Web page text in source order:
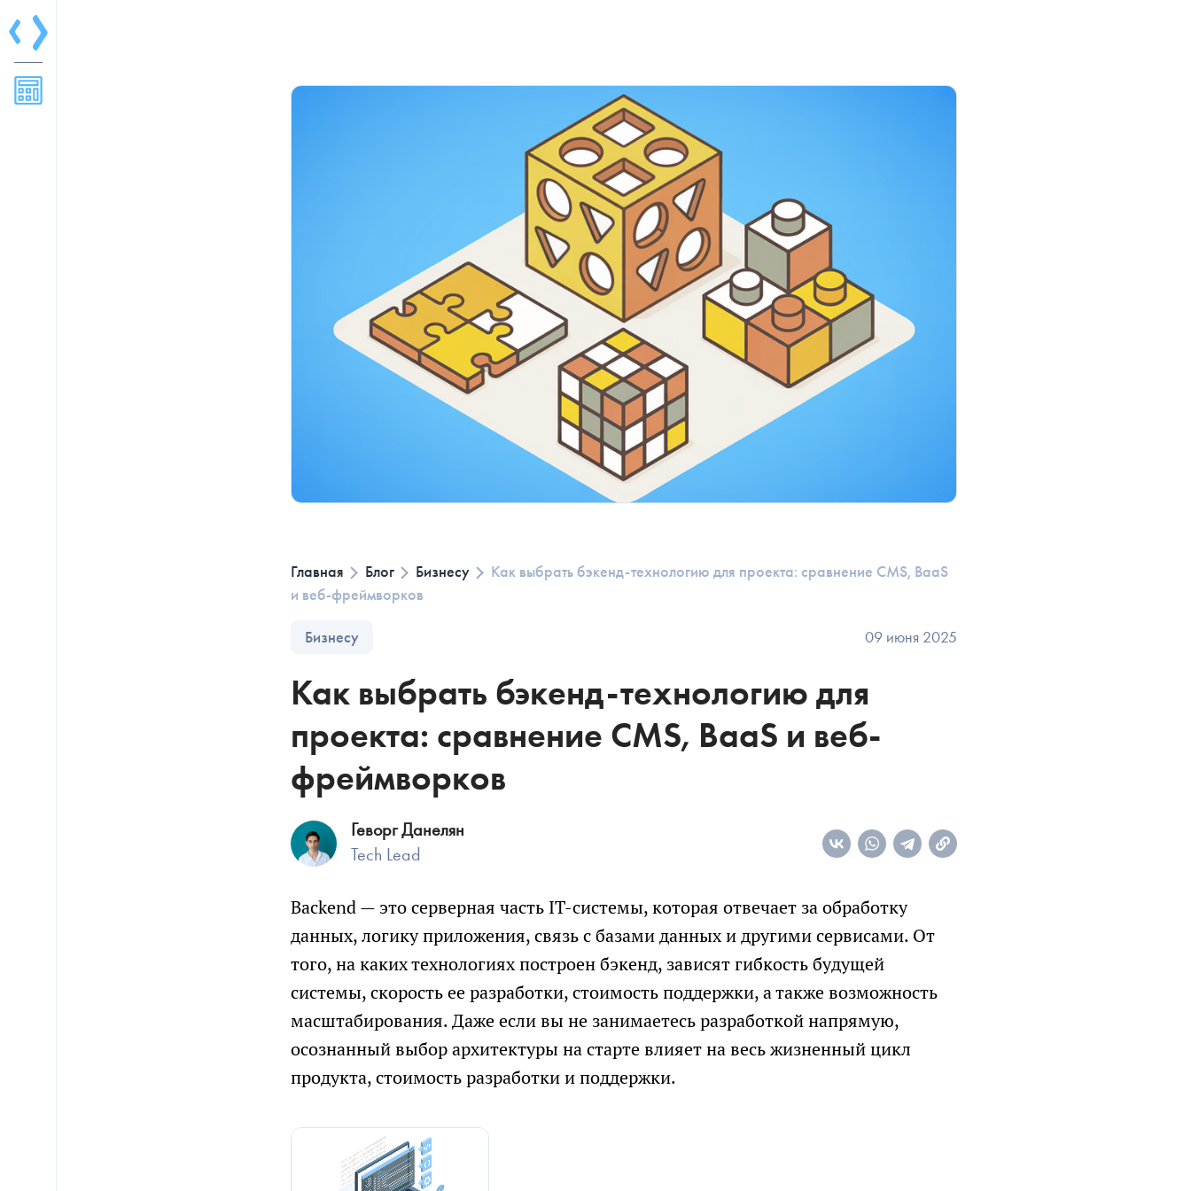
Главная Блог Бизнесу
Как выбрать бэкенд-технологию для проекта: сравнение CMS, BaaS
и веб-фреймворков
Бизнесу 09 июня 2025
Как выбрать бэкенд-технологию для
проекта: сравнение CMS, BaaS и веб-
фреймворков
Геворг Данелян
Tech Lead
Backend — это серверная часть IT-системы, которая отвечает за обработку
данных, логику приложения, связь с базами данных и другими сервисами. От
того, на каких технологиях построен бэкенд, зависят гибкость будущей
системы, скорость ее разработки, стоимость поддержки, а также возможность
масштабирования. Даже если вы не занимаетесь разработкой напрямую,
осознанный выбор архитектуры на старте влияет на весь жизненный цикл
продукта, стоимость разработки и поддержки.
РАСЧЕТ СМЕТЫ
Рассчитаем детальную смету и расскажем о
возможных рисках проекта
Как
вам
Телефон
Чтобы не беспокоить вас звонками, мы напишем в
мессенджер для выбора удобного канала связи
ПОЧТИ ГОТОВО!
Мы собрали сводный документ, который поможет
сориентироваться в долгой переписке, с
генерации кода по отдельным компонентам.
Как
к
вам
обращаться
Телефон